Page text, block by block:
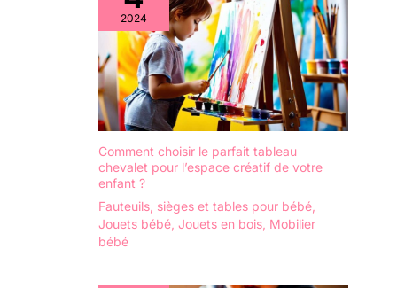
2024
Comment choisir le parfait tableau
chevalet pour l’espace créatif de votre
enfant ?
Fauteuils, sièges et tables pour bébé
Jouets bébé Jouets en bois Mobilier
bébé